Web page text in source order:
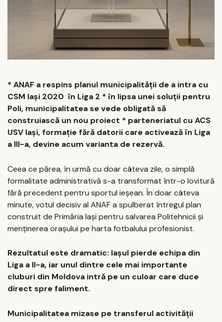
* ANAF a respins planul municipalității de a intra cu
CSM Iași 2020 în Liga 2 * în lipsa unei soluții pentru
Poli, municipalitatea se vede obligată să
construiască un nou proiect * parteneriatul cu ACS
USV Iași, formație fără datorii care activează în Liga
a III-a, devine acum varianta de rezervă.
Ceea ce părea, în urmă cu doar câteva zile, o simplă
formalitate administrativă s-a transformat într-o lovitură
fără precedent pentru sportul ieșean. În doar câteva
minute, votul decisiv al ANAF a spulberat întregul plan
construit de Primăria Iași pentru salvarea Politehnicii și
menținerea orașului pe harta fotbalului profesionist.
Rezultatul este dramatic: Iașul pierde echipa din
Liga a II-a, iar unul dintre cele mai importante
cluburi din Moldova intră pe un culoar care duce
direct spre faliment.
Municipalitatea mizase pe transferul activității